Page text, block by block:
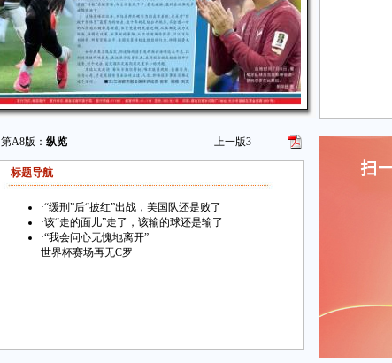
第A8版： 纵览 上一版3
标题导航
·“缓刑”后“披红”出战，美国队还是败了
·该“走的面儿”走了，该输的球还是输了
·“我会问心无愧地离开”
世界杯赛场再无C罗